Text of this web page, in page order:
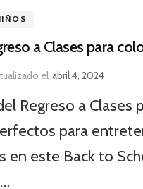
a Clases para
el abril 4, 2024
Regreso a Clases
para
en este Back to